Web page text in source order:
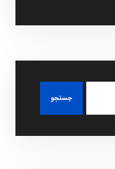
جستجو